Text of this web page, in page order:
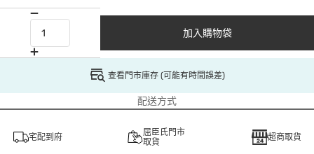
加入購物袋
查看門市庫存 (可能有時間誤差)
配送方式
宅配到府
屈臣氏門市
取貨
超商取貨